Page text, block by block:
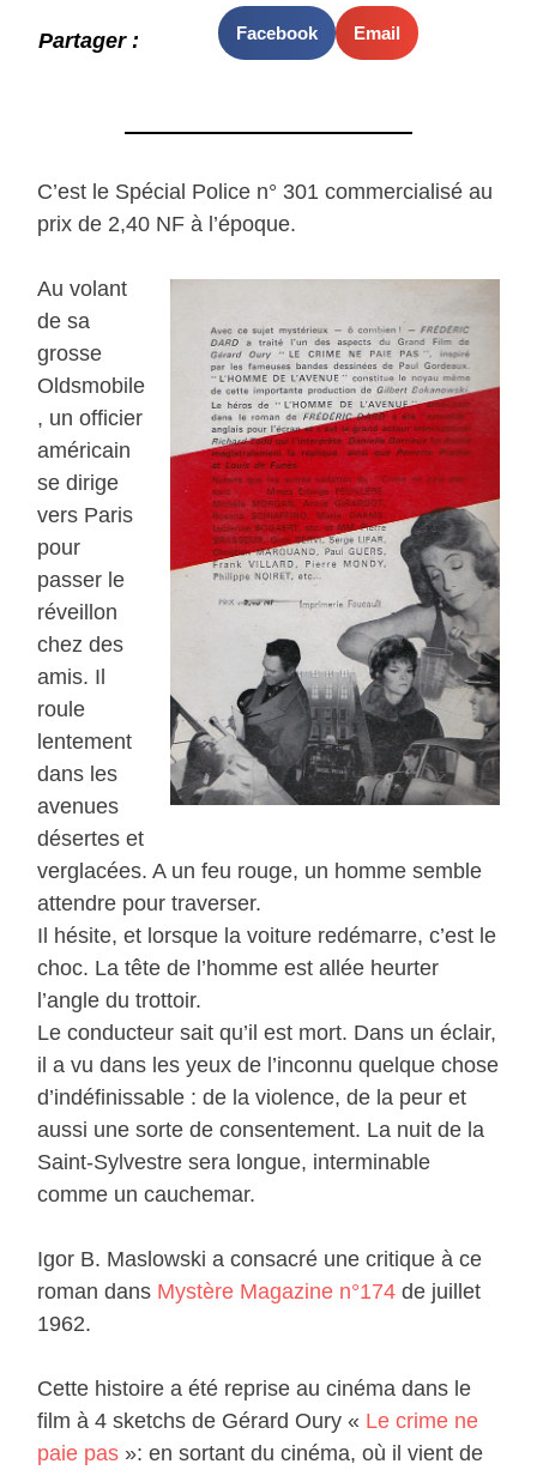
Partager : Facebook Email
C’est le Spécial Police n° 301 commercialisé au
prix de 2,40 NF à l’époque.
Au volant
de sa
grosse
Oldsmobile
, un officier
américain
se dirige
vers Paris
pour
passer le
réveillon
chez des
amis. Il
roule
lentement
dans les
avenues
désertes et
verglacées. A un feu rouge, un homme semble
attendre pour traverser.
Il hésite, et lorsque la voiture redémarre, c’est le
choc. La tête de l’homme est allée heurter
l’angle du trottoir.
Le conducteur sait qu’il est mort. Dans un éclair,
il a vu dans les yeux de l’inconnu quelque chose
d’indéfinissable : de la violence, de la peur et
aussi une sorte de consentement. La nuit de la
Saint-Sylvestre sera longue, interminable
comme un cauchemar.
Igor B. Maslowski a consacré une critique à ce
roman dans Mystère Magazine n°174 de juillet
1962.
Cette histoire a été reprise au cinéma dans le
film à 4 sketchs de Gérard Oury « Le crime ne
paie pas »: en sortant du cinéma, où il vient de